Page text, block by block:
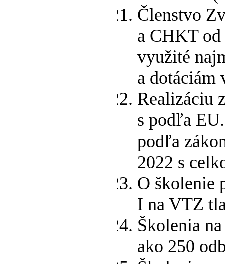
Členstvo
a CHKT od
využité
a dotáciám
Realizáciu
s podľa
podľa
2022 s
O školenie
I na VTZ
Školenia
ako 250